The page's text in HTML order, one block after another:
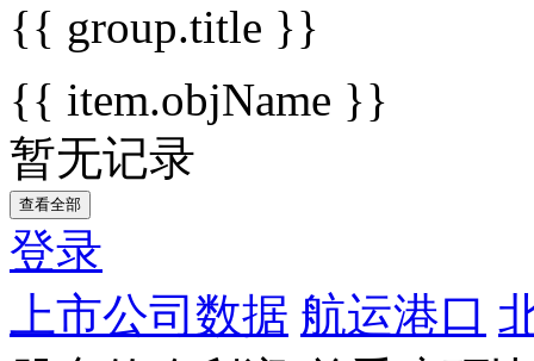
{{ group.title }}
{{ item.objName }}
暂无记录
查看全部
登录
上市公司数据 航运港口